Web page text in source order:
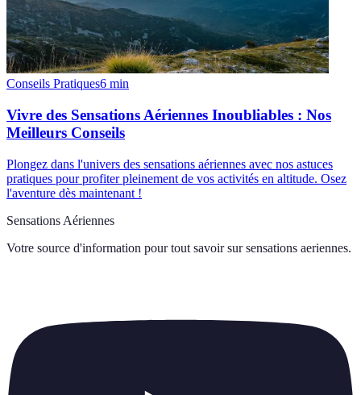
Conseils Pratiques6 min
Vivre des Sensations Aériennes Inoubliables : Nos
Meilleurs Conseils
Plongez dans l'univers des sensations aériennes avec nos astuces
pratiques pour profiter pleinement de vos activités en altitude. Osez
l'aventure dès maintenant !
Sensations Aériennes
Votre source d'information pour tout savoir sur sensations aeriennes.